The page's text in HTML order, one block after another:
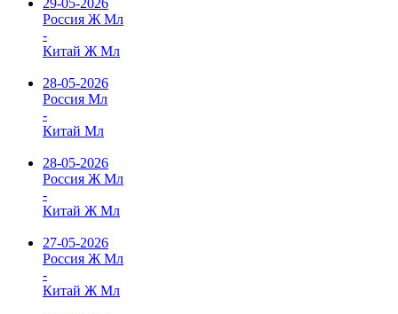
29-05-2026
Россия Ж Мл
-
Китай Ж Мл
28-05-2026
Россия Мл
-
Китай Мл
28-05-2026
Россия Ж Мл
-
Китай Ж Мл
27-05-2026
Россия Ж Мл
-
Китай Ж Мл